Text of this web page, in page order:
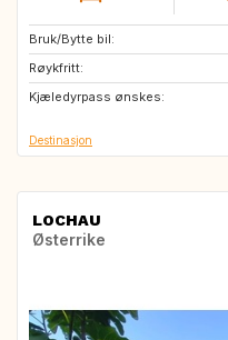
Bruk/Bytte bil:
Røykfritt:
Kjæledyrpass ønskes:
FI
Destinasjon
LOCHAU
Østerrike